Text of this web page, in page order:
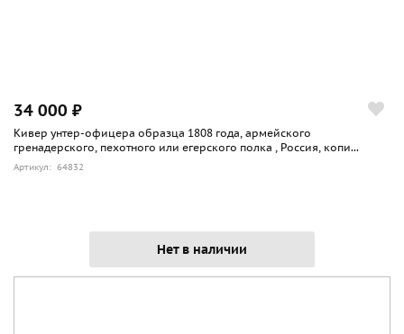
34 000 ₽
Кивер унтер-офицера образца 1808 года, армейского
гренадерского, пехотного или егерского полка , Россия, копи...
Артикул: 64832
Нет в наличии